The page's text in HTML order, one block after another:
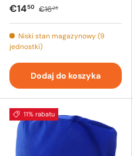
€1450 €1625
Niski stan magazynowy (9
jednostki)
Dodaj do koszyka
11% rabatu